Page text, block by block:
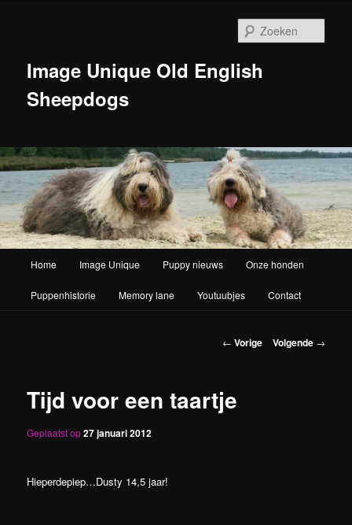
Image Unique Old English
Sheepdogs
Spring naar de primaire inhoud
Home Image Unique Puppy nieuws Onze honden
Puppenhistorie Memory lane Youtuubjes Contact
Berichtnavigatie
← Vorige Volgende →
Tijd voor een taartje
Geplaatst op27 januari 2012
Hieperdepiep…Dusty 14,5 jaar!